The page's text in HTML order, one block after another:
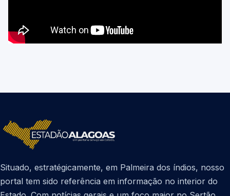
Situado, estratégicamente, em Palmeira dos índios, nosso
portal tem sido referência em informação no interior do